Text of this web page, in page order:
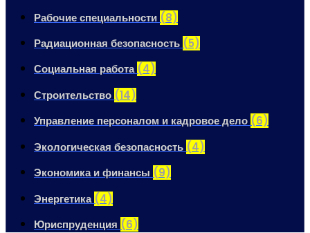
Рабочие специальности (8)
Радиационная безопасность (5)
Социальная работа (4)
Строительство (14)
Управление персоналом и кадровое дело (6)
Экологическая безопасность (4)
Экономика и финансы (9)
Энергетика (4)
Юриспруденция (6)